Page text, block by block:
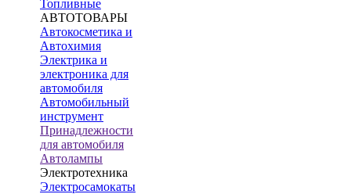
Топливные
АВТОТОВАРЫ
Автокосметика и
Автохимия
Электрика и
электроника для
автомобиля
Автомобильный
инструмент
Принадлежности
для автомобиля
Автолампы
Электротехника
Электросамокаты